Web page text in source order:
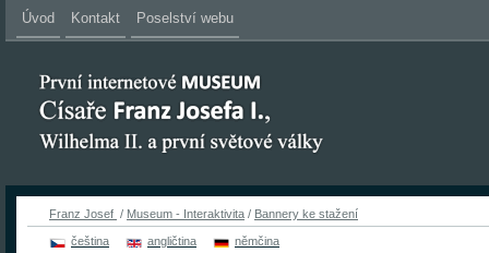
Úvod Kontakt Poselství webu
Franz Josef / Museum - Interaktivita / Bannery ke stažení
čeština angličtina němčina